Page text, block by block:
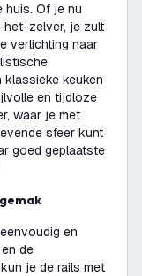
huis. Of je nu
het-zelver, je zult
verlichting naar
keuken
en tijdloze
waar je met
sfeer kunt
goed geplaatste
en
de
je de rails met